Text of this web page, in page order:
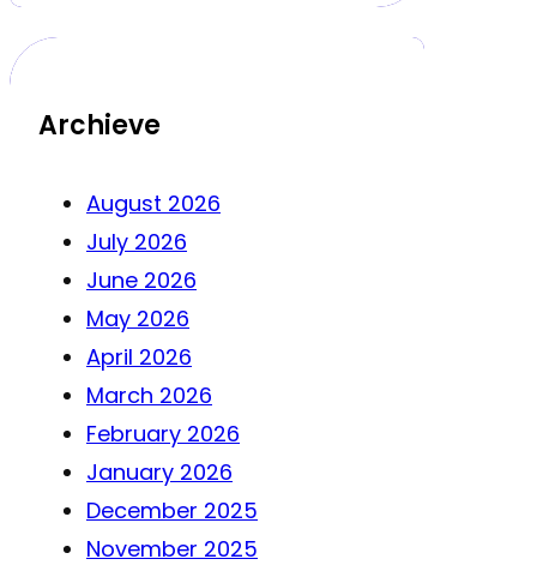
Archieve
August 2026
July 2026
June 2026
May 2026
April 2026
March 2026
February 2026
January 2026
December 2025
November 2025